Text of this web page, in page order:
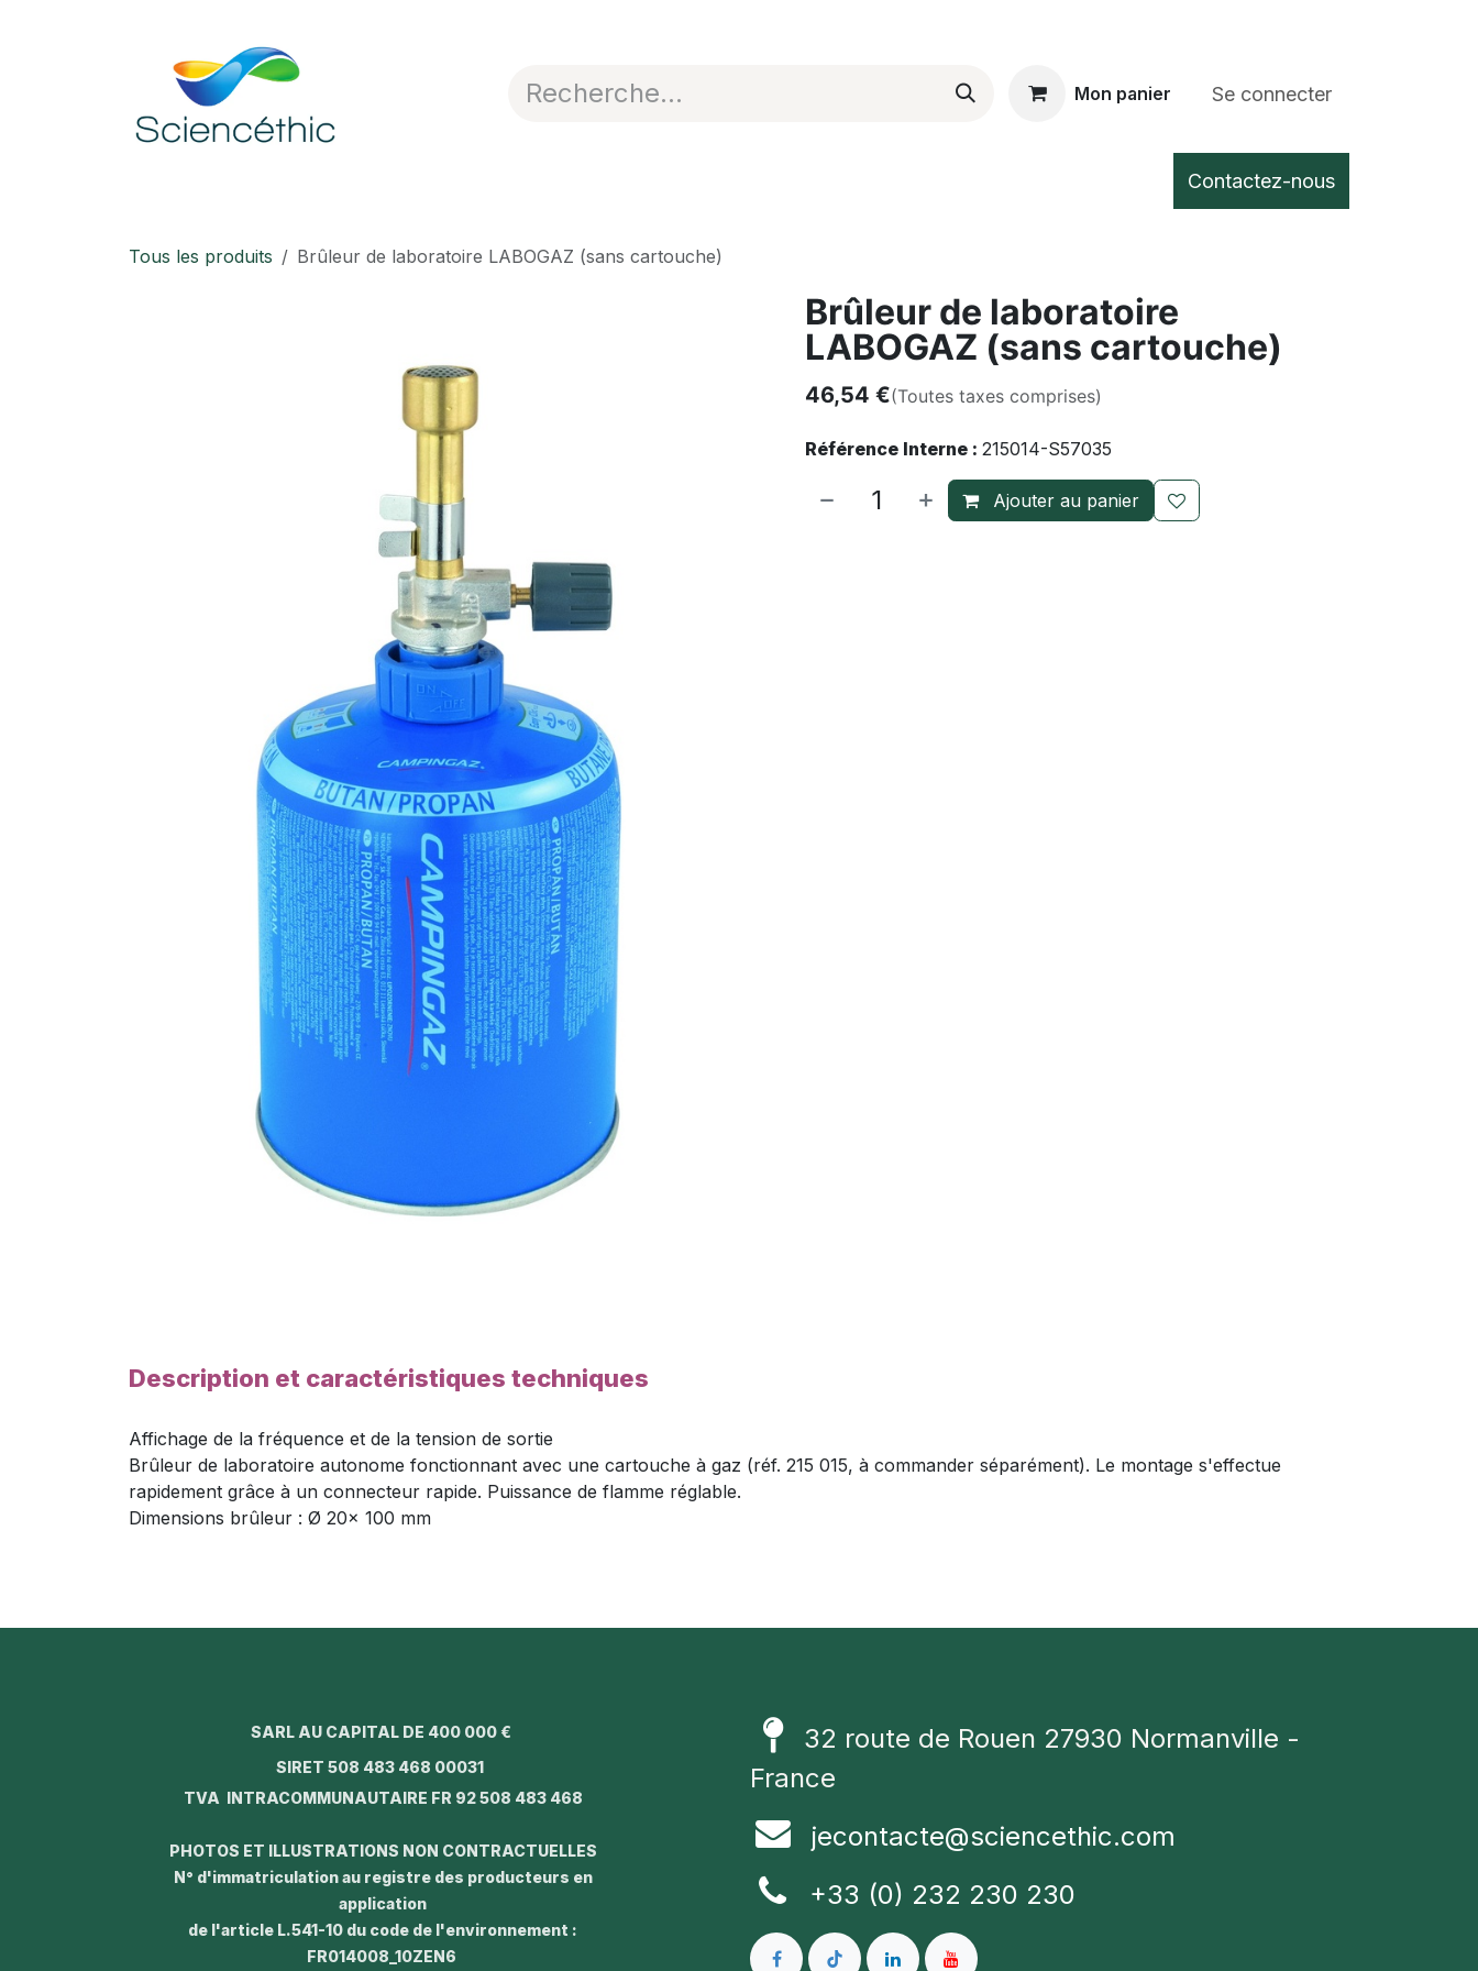
Mon panier Se connecter
Contactez-nous
Tous les produits Brûleur de laboratoire LABOGAZ (sans cartouche)
Brûleur de laboratoire
LABOGAZ (sans cartouche)
46,54 €(Toutes taxes comprises)
Référence Interne : 215014-S57035
Ajouter au panier
Description et caractéristiques techniques
Affichage de la fréquence et de la tension de sortie
Brûleur de laboratoire autonome fonctionnant avec une cartouche à gaz (réf. 215 015, à commander séparément). Le montage s'effectue
rapidement grâce à un connecteur rapide. Puissance de flamme réglable.
Dimensions brûleur : Ø 20x 100 mm
SARL AU CAPITAL DE 400 000 €
SIRET 508 483 468 00031
TVA INTRACOMMUNAUTAIRE FR 92 508 483 468
PHOTOS ET ILLUSTRATIONS NON CONTRACTUELLES
N° d'immatriculation au registre des producteurs en
application
de l'article L.541-10 du code de l'environnement :
FR014008_10ZEN6
32 route de Rouen 27930 Normanville -
France
jecontacte@sciencethic.com
+33 (0) 232 230 230